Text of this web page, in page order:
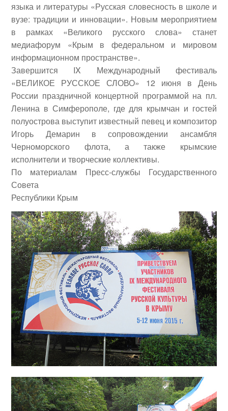
языка и литературы «Русская словесность в школе и
вузе: традиции и инновации». Новым мероприятием
в рамках «Великого русского слова» станет
медиафорум «Крым в федеральном и мировом
информационном пространстве».
Завершится IX Международный фестиваль
«ВЕЛИКОЕ РУССКОЕ СЛОВО» 12 июня в День
России праздничной концертной программой на пл.
Ленина в Симферополе, где для крымчан и гостей
полуострова выступит известный певец и композитор
Игорь Демарин в сопровождении ансамбля
Черноморского флота, а также крымские
исполнители и творческие коллективы.
По материалам Пресс-службы Государственного
Совета
Республики Крым